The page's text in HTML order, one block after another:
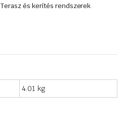
Terasz és kerítés rendszerek
4.01 kg